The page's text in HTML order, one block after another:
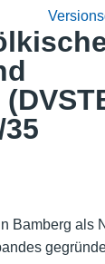
Bamberg als